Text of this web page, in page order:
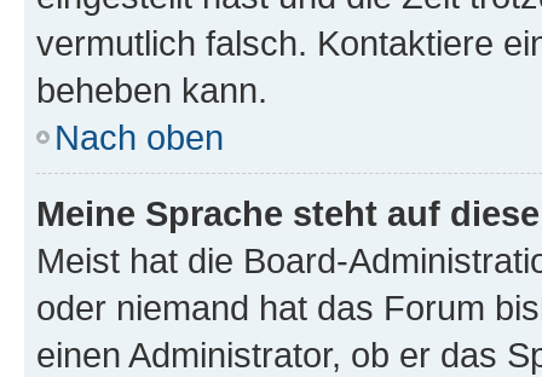
vermutlich falsch. Kontaktiere
beheben kann.
Nach oben
Meine Sprache steht auf
Meist hat die Board-
oder niemand hat das Forum
einen Administrator, ob er das